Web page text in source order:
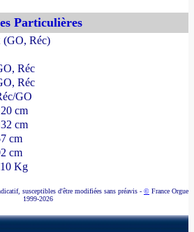
Particulières
(GO, Réc)
Réc
Réc
GO
cm
cm
cm
cm
Kg
susceptibles d'être modifiées sans préavis - © France Orgue
1999-2026